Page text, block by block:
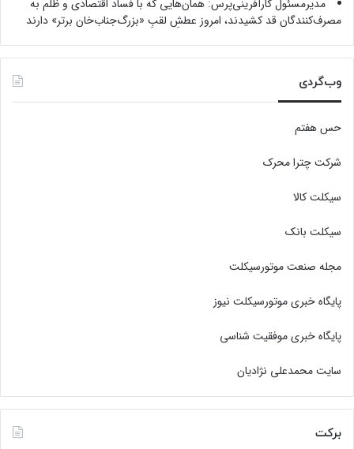
مدیرمسئول کارآفرینی‌پرس: همان‌هایی که با فساد اقتصادی و ظلم به
مصرف‌کنندگان قد کشیدند، امروز عطشِ لقبِ «بزرگ‌جناب‌خان برتر» دارند
وب‌گردی
حس هفتم
شرکت چترا محرک
سیکلت کالا
سیکلت بانک
مجله صنعت موتورسیکلت
پایگاه خبری موتورسیکلت نیوز
پایگاه خبری موفقیت شناسی
سایت محمدعلی نژادیان
برکت